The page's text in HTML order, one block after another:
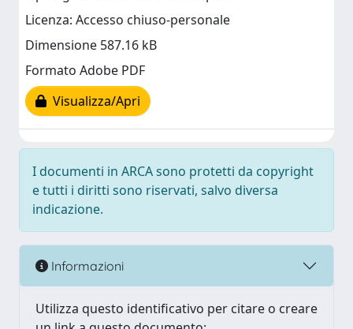
Licenza: Accesso chiuso-personale
Dimensione 587.16 kB
Formato Adobe PDF
Visualizza/Apri
I documenti in ARCA sono protetti da copyright
e tutti i diritti sono riservati, salvo diversa
indicazione.
Informazioni
Utilizza questo identificativo per citare o creare